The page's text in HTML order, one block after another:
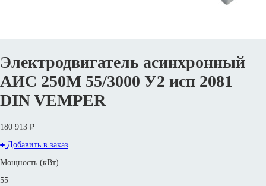
Электродвигатель асинхронный
АИС 250М 55/3000 У2 исп 2081
DIN VEMPER
180 913 ₽
Добавить в заказ
Мощность (кВт)
55